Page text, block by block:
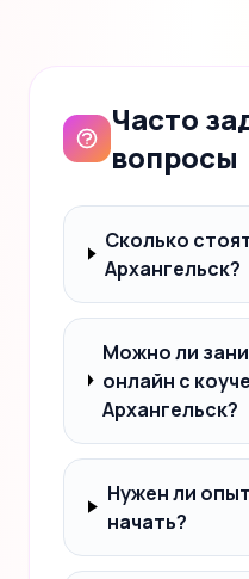
Часто
вопросы
Сколько
Архангельск?
Можно ли
онлайн с
Архангельск?
Нужен ли
начать?